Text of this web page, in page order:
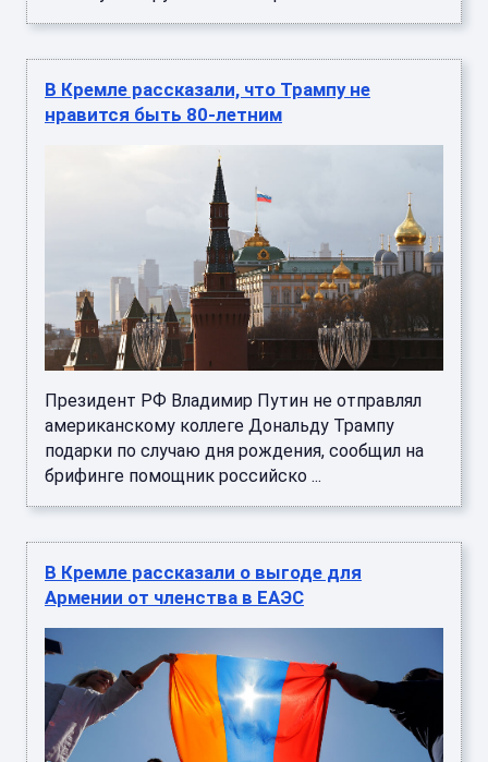
В Кремле рассказали, что Трампу не
нравится быть 80-летним
Президент РФ Владимир Путин не отправлял
американскому коллеге Дональду Трампу
подарки по случаю дня рождения, сообщил на
брифинге помощник российско ...
В Кремле рассказали о выгоде для
Армении от членства в ЕАЭС